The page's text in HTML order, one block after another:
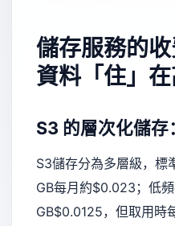
儲存服務的
資料「住」
S3 的層次化儲
S3儲存分為多層級，標
GB每月約$0.023；低
GB$0.0125，但取用時